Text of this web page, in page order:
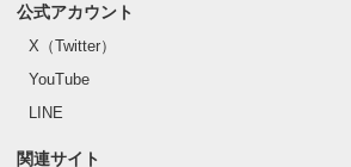
公式アカウント
X（Twitter）
YouTube
LINE
関連サイト